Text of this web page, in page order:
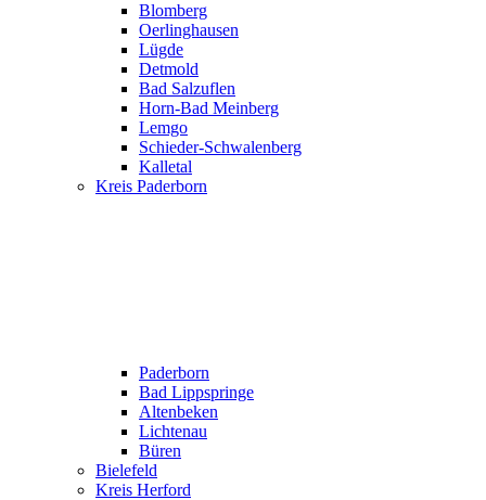
Blomberg
Oerlinghausen
Lügde
Detmold
Bad Salzuflen
Horn-Bad Meinberg
Lemgo
Schieder-Schwalenberg
Kalletal
Kreis Paderborn
Paderborn
Bad Lippspringe
Altenbeken
Lichtenau
Büren
Bielefeld
Kreis Herford